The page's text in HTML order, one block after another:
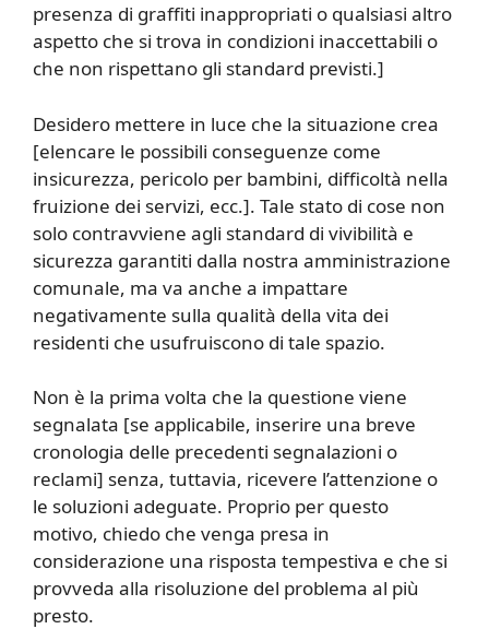
presenza di graffiti inappropriati o qualsiasi altro
aspetto che si trova in condizioni inaccettabili o
che non rispettano gli standard previsti.]
Desidero mettere in luce che la situazione crea
[elencare le possibili conseguenze come
insicurezza, pericolo per bambini, difficoltà nella
fruizione dei servizi, ecc.]. Tale stato di cose non
solo contravviene agli standard di vivibilità e
sicurezza garantiti dalla nostra amministrazione
comunale, ma va anche a impattare
negativamente sulla qualità della vita dei
residenti che usufruiscono di tale spazio.
Non è la prima volta che la questione viene
segnalata [se applicabile, inserire una breve
cronologia delle precedenti segnalazioni o
reclami] senza, tuttavia, ricevere l’attenzione o
le soluzioni adeguate. Proprio per questo
motivo, chiedo che venga presa in
considerazione una risposta tempestiva e che si
provveda alla risoluzione del problema al più
presto.